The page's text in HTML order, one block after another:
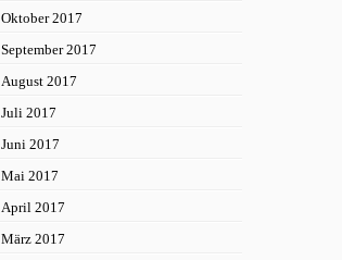
Oktober 2017
September 2017
August 2017
Juli 2017
Juni 2017
Mai 2017
April 2017
März 2017